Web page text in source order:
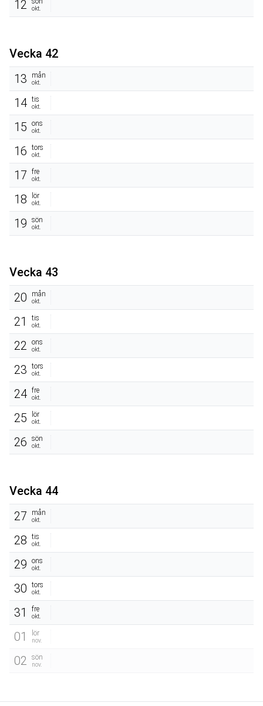
12 okt.
Vecka 42
13
mån
okt.
14 tis
okt.
15 ons
okt.
16 tors
okt.
17 fre
okt.
18 lör
okt.
19 sön
okt.
Vecka 43
20
mån
okt.
21 tis
okt.
22 ons
okt.
23 tors
okt.
24 fre
okt.
25 lör
okt.
26 sön
okt.
Vecka 44
27
mån
okt.
28 tis
okt.
29 ons
okt.
30 tors
okt.
31 fre
okt.
01 lör
nov.
02 sön
nov.